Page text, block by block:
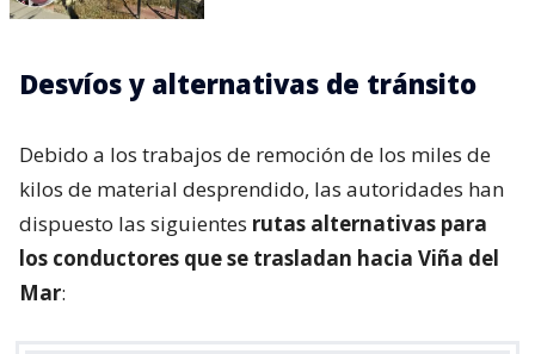
Desvíos y alternativas de tránsito
Debido a los trabajos de remoción de los miles de
kilos de material desprendido, las autoridades han
dispuesto las siguientes rutas alternativas para
los conductores que se trasladan hacia Viña del
Mar: